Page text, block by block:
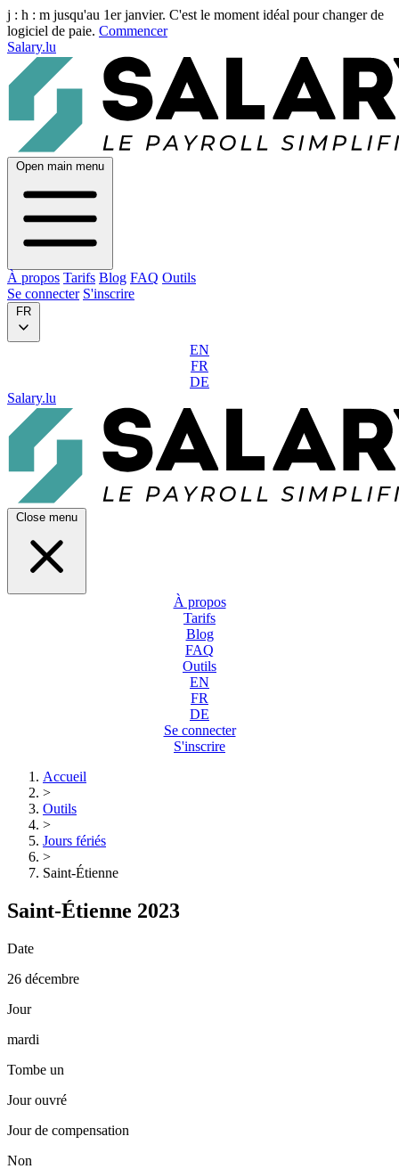
j : h : m jusqu'au 1er janvier. C'est le moment idéal pour changer de
logiciel de paie. Commencer
Salary.lu
Open main menu
À propos Tarifs Blog FAQ Outils
Se connecter S'inscrire
FR
EN
FR
DE
Salary.lu
Close menu
À propos
Tarifs
Blog
FAQ
Outils
EN
FR
DE
Se connecter
S'inscrire
Accueil
>
Outils
>
Jours fériés
>
Saint-Étienne
Saint-Étienne 2023
Date
26 décembre
Jour
mardi
Tombe un
Jour ouvré
Jour de compensation
Non